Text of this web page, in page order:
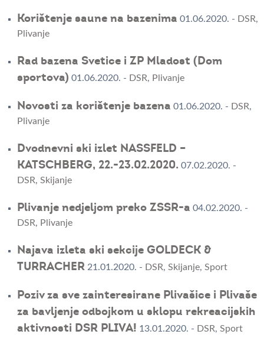
Korištenje saune na bazenima 01.06.2020. - DSR,
Plivanje
Rad bazena Svetice i ZP Mladost (Dom
sportova) 01.06.2020. - DSR, Plivanje
Novosti za korištenje bazena 01.06.2020. - DSR,
Plivanje
Dvodnevni ski izlet NASSFELD –
KATSCHBERG, 22.-23.02.2020. 07.02.2020. -
DSR, Skijanje
Plivanje nedjeljom preko ZSSR-a 04.02.2020. -
DSR, Plivanje
Najava izleta ski sekcije GOLDECK &
TURRACHER 21.01.2020. - DSR, Skijanje, Sport
Poziv za sve zainteresirane Plivašice i Plivaše
za bavljenje odbojkom u sklopu rekreacijskih
aktivnosti DSR PLIVA! 13.01.2020. - DSR, Sport